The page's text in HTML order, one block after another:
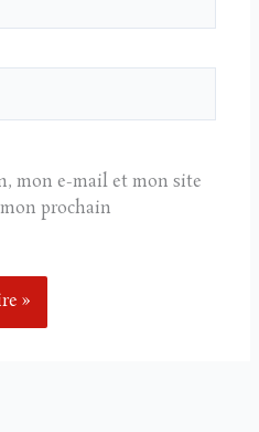
mon e-mail et mon site
prochain